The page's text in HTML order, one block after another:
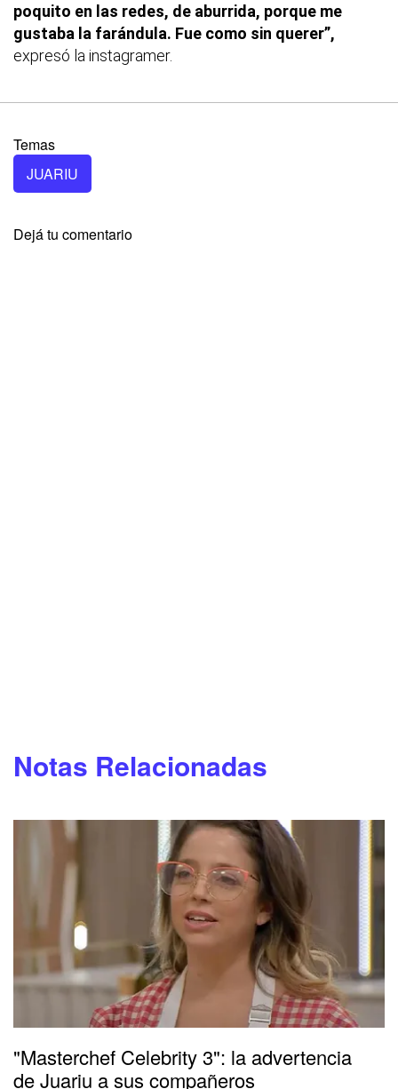
poquito en las redes, de aburrida, porque me
gustaba la farándula. Fue como sin querer”,
expresó la instagramer.
Temas
JUARIU
Dejá tu comentario
Notas Relacionadas
"Masterchef Celebrity 3": la advertencia
de Juariu a sus compañeros